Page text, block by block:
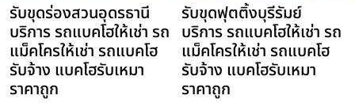
รับขุดร่องสวนอุดรธานี
บริการ รถแบคโฮให้เช่า รถ
แม็คโครให้เช่า รถแบคโฮ
รับจ้าง แบคโฮรับเหมา
ราคาถูก
รับขุดฟุตติ้งบุรีรัมย์
บริการ รถแบคโฮให้เช่า รถ
แม็คโครให้เช่า รถแบคโฮ
รับจ้าง แบคโฮรับเหมา
ราคาถูก